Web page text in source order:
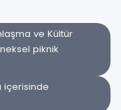
ve Kültür
piknik
içerisinde